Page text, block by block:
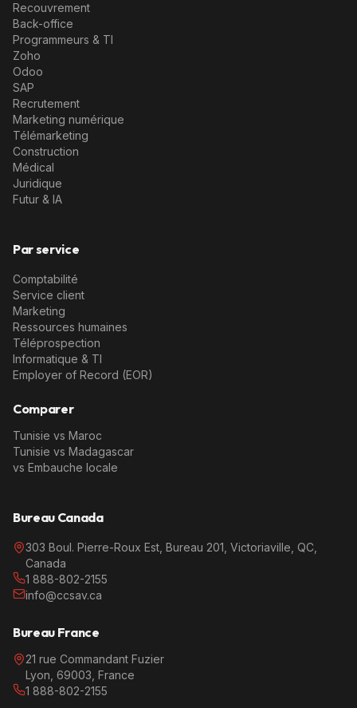
Recouvrement
Back-office
Programmeurs & TI
Zoho
Odoo
SAP
Recrutement
Marketing numérique
Télémarketing
Construction
Médical
Juridique
Futur & IA
Par service
Comptabilité
Service client
Marketing
Ressources humaines
Téléprospection
Informatique & TI
Employer of Record (EOR)
Comparer
Tunisie vs Maroc
Tunisie vs Madagascar
vs Embauche locale
Bureau Canada
303 Boul. Pierre-Roux Est, Bureau 201, Victoriaville, QC,
Canada
1 888-802-2155
info@ccsav.ca
Bureau France
21 rue Commandant Fuzier
Lyon, 69003, France
1 888-802-2155